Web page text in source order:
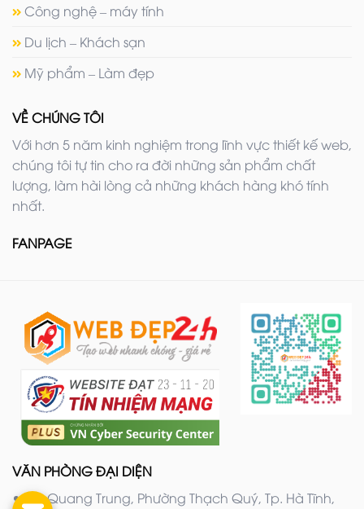
Công nghệ – máy tính
Du lịch – Khách sạn
Mỹ phẩm – Làm đẹp
VỀ CHÚNG TÔI
Với hơn 5 năm kinh nghiệm trong lĩnh vực thiết kế web,
chúng tôi tự tin cho ra đời những sản phẩm chất
lượng, làm hài lòng cả những khách hàng khó tính
nhất.
FANPAGE
VĂN PHÒNG ĐẠI DIỆN
20 Quang Trung, Phường Thạch Quý, Tp. Hà Tĩnh,